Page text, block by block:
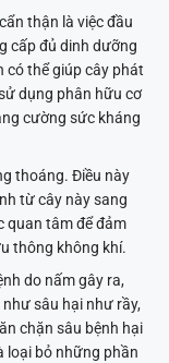
thận là việc đầu
cấp đủ dinh dưỡng
có thể giúp cây phát
dụng phân hữu cơ
cường sức kháng
thoáng. Điều này
từ cây này sang
quan tâm để đảm
thông không khí.
do nấm gây ra,
sâu hại như rầy,
chặn sâu bệnh hại
loại bỏ những phần